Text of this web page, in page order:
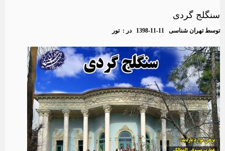
سنگلج گردی
توسطتهران شناسی 1398-11-11 در :تور